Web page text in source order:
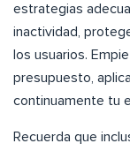
estrategias
inactividad,
los usuarios.
presupuesto,
continuamente tu
Recuerda que